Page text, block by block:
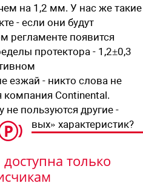
на 1,2 мм. У нас же такие
- если они будут
регламенте появится
протектора - 1,2±0,3
- никто слова не
компания Continental.
не пользуются другие -
характеристик?
только